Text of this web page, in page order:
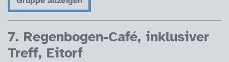
7. Regenbogen-Café, inklusiver
Treff, Eitorf